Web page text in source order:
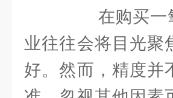
在购买一氧
业往往会将目光聚
好。然而，精度并